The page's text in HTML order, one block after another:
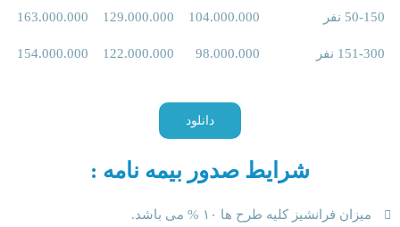
50-150 نفر 104.000.000
129.000.000
163.000.000
151-300 نفر 98.000.000
122.000.000
154.000.000
دانلود
شرایط صدور بیمه نامه :
میزان فرانشیز کلیه طرح ها ۱۰ % می باشد.